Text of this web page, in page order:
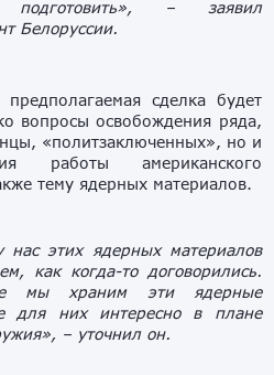
– заявил
Белоруссии.
сделка будет
вопросы освобождения ряда,
«политзаключенных», но и
работы американского
тему ядерных материалов.
этих ядерных материалов
как когда-то договорились.
мы храним эти ядерные
для них интересно в плане
– уточнил он.